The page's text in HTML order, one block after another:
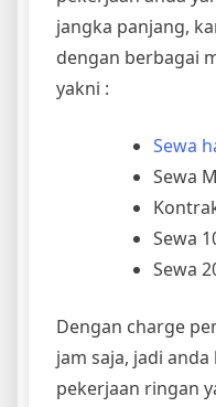
jangka panjang,
dengan berbagai
yakni :
Sewa
Sewa
Sewa
Sewa
Dengan charge
jam saja, jadi
pekerjaan ringan